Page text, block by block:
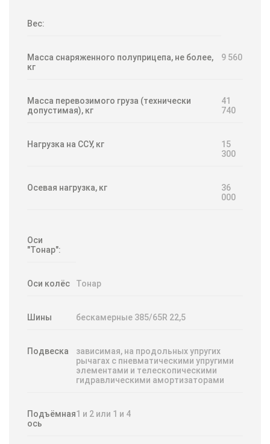
Вес:
Масса снаряженного полуприцепа, не более,
кг
9 560
Масса перевозимого груза (технически
допустимая), кг
41
740
Нагрузка на ССУ, кг
15
300
Осевая нагрузка, кг
36
000
Оси
"Тонар":
Оси колёс Тонар
Шины бескамерные 385/65R 22,5
Подвеска
зависимая, на продольных упругих
рычагах с пневматическими упругими
элементами и телескопическими
гидравлическими амортизаторами
Подъёмная
ось
1 и 2 или 1 и 4